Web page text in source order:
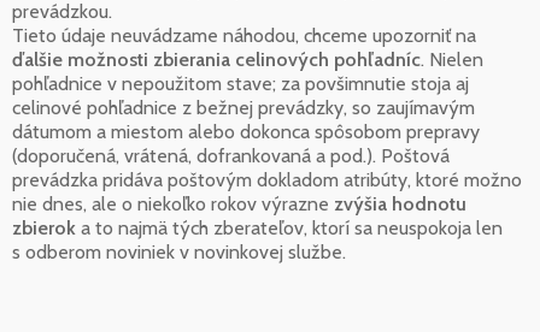
prevádzkou.
Tieto údaje neuvádzame náhodou, chceme upozorniť na
ďalšie možnosti zbierania celinových pohľadníc. Nielen
pohľadnice v nepoužitom stave; za povšimnutie stoja aj
celinové pohľadnice z bežnej prevádzky, so zaujímavým
dátumom a miestom alebo dokonca spôsobom prepravy
(doporučená, vrátená, dofrankovaná a pod.). Poštová
prevádzka pridáva poštovým dokladom atribúty, ktoré možno
nie dnes, ale o niekoľko rokov výrazne zvýšia hodnotu
zbierok a to najmä tých zberateľov, ktorí sa neuspokoja len
s odberom noviniek v novinkovej službe.